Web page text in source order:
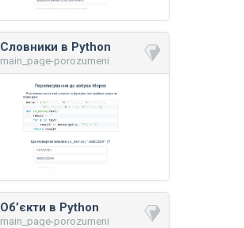
Словники в Python
main_page-porozumeni
Об’єкти в Python
main_page-porozumeni